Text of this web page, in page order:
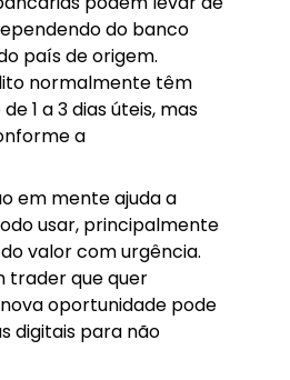
do banco
país de origem.
normalmente têm
1 a 3 dias úteis, mas
a
em mente ajuda a
usar, principalmente
valor com urgência.
trader que quer
oportunidade pode
digitais para não